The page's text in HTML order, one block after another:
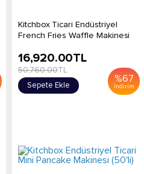
Kitchbox Ticari Endüstriyel
French Fries Waffle Makinesi
%67
İndirim
16,920.00TL
50,760.00TL
Sepete Ekle